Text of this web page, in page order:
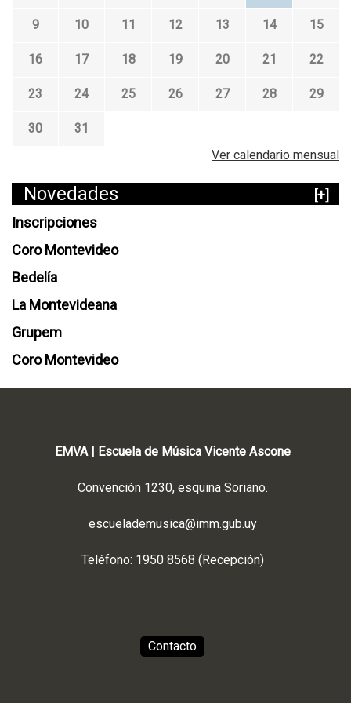
9 10 11 12 13 14 15
16 17 18 19 20 21 22
23 24 25 26 27 28 29
30
31
Ver calendario mensual
Novedades
[+]
Inscripciones
Coro Montevideo
Bedelía
La Montevideana
Grupem
Coro Montevideo
EMVA | Escuela de Música Vicente Ascone
Convención 1230, esquina Soriano.
escuelademusica@imm.gub.uy
Teléfono: 1950 8568 (Recepción)
Contacto